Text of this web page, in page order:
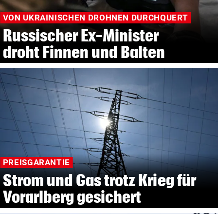
VON UKRAINISCHEN DROHNEN DURCHQUERT
Russischer Ex-Minister
droht Finnen und Balten
PREISGARANTIE
Strom und Gas trotz Krieg für
Vorarlberg gesichert